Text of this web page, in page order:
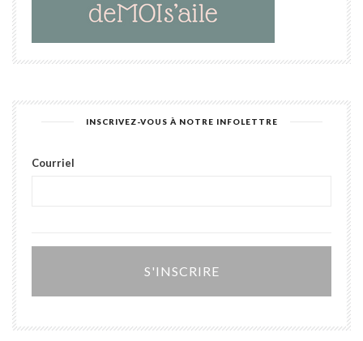
INSCRIVEZ-VOUS À NOTRE INFOLETTRE
Courriel